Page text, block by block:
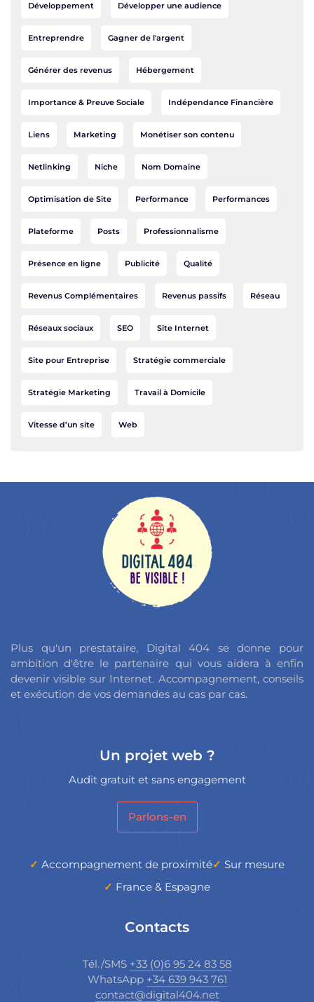
Développement Développer une audience
Entreprendre Gagner de l'argent
Générer des revenus Hébergement
Importance & Preuve Sociale Indépendance Financière
Liens Marketing Monétiser son contenu
Netlinking Niche Nom Domaine
Optimisation de Site Performance Performances
Plateforme Posts Professionnalisme
Présence en ligne Publicité Qualité
Revenus Complémentaires Revenus passifs Réseau
Réseaux sociaux SEO Site Internet
Site pour Entreprise Stratégie commerciale
Stratégie Marketing Travail à Domicile
Vitesse d’un site Web
Plus qu'un prestataire, Digital 404 se donne pour
ambition d'être le partenaire qui vous aidera à enfin
devenir visible sur Internet. Accompagnement, conseils
et exécution de vos demandes au cas par cas.
Un projet web ?
Audit gratuit et sans engagement
Parlons-en
Accompagnement de proximité
Sur mesure
France & Espagne
Contacts
Tél./SMS +33 (0)6 95 24 83 58
WhatsApp +34 639 943 761
contact@digital404.net